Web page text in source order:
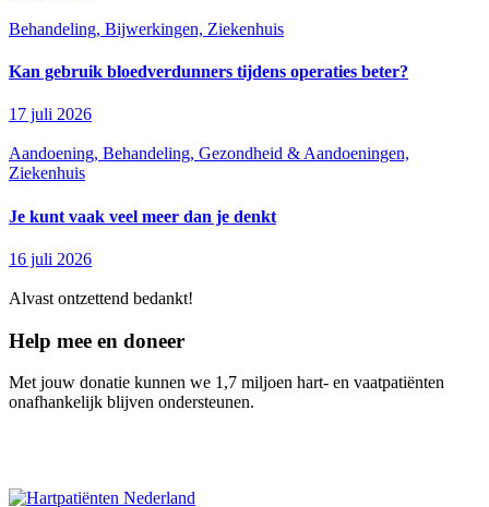
Behandeling, Bijwerkingen, Ziekenhuis
Kan gebruik bloedverdunners tijdens operaties beter?
17 juli 2026
Aandoening, Behandeling, Gezondheid & Aandoeningen,
Ziekenhuis
Je kunt vaak veel meer dan je denkt
16 juli 2026
Alvast ontzettend bedankt!
Help mee en doneer
Met jouw donatie kunnen we 1,7 miljoen hart- en vaatpatiënten
onafhankelijk blijven ondersteunen.